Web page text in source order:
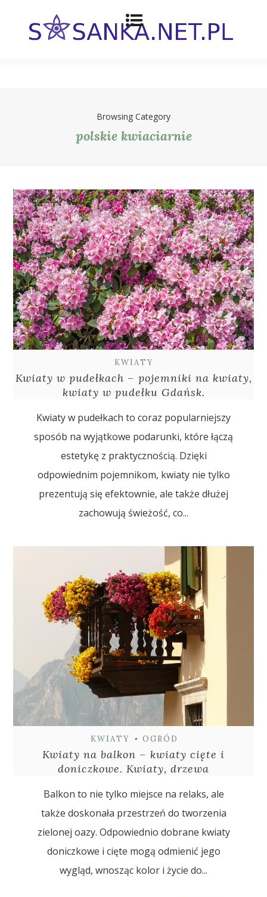
Browsing Category
polskie kwiaciarnie
KWIATY
Kwiaty w pudełkach – pojemniki na kwiaty,
kwiaty w pudełku Gdańsk.
Kwiaty w pudełkach to coraz popularniejszy
sposób na wyjątkowe podarunki, które łączą
estetykę z praktycznością. Dzięki
odpowiednim pojemnikom, kwiaty nie tylko
prezentują się efektownie, ale także dłużej
zachowują świeżość, co...
KWIATY • OGRÓD
Kwiaty na balkon – kwiaty cięte i
doniczkowe. Kwiaty, drzewa
Balkon to nie tylko miejsce na relaks, ale
także doskonała przestrzeń do tworzenia
zielonej oazy. Odpowiednio dobrane kwiaty
doniczkowe i cięte mogą odmienić jego
wygląd, wnosząc kolor i życie do...